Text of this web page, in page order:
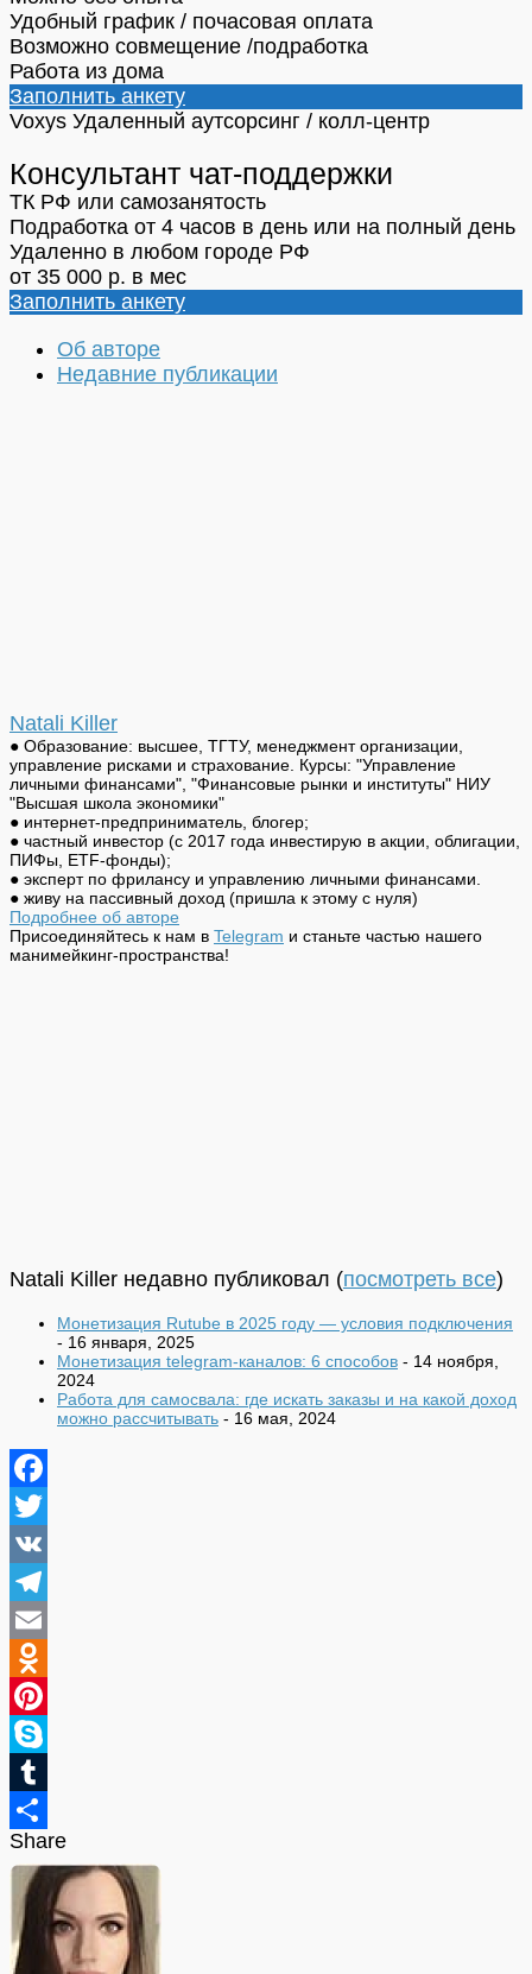
Удобный график / почасовая оплата
Возможно совмещение /подработка
Работа из дома
Заполнить анкету
Voxys Удаленный аутсорсинг / колл-центр
Консультант чат-поддержки
ТК РФ или самозанятость
Подработка от 4 часов в день или на полный день
Удаленно в любом городе РФ
от 35 000 р. в мес
Заполнить анкету
Об авторе
Недавние публикации
Natali Killer
● Образование: высшее, ТГТУ, менеджмент организации,
управление рисками и страхование. Курсы: "Управление
личными финансами", "Финансовые рынки и институты" НИУ
"Высшая школа экономики"
● интернет-предприниматель, блогер;
● частный инвестор (с 2017 года инвестирую в акции, облигации,
ПИФы, ETF-фонды);
● эксперт по фрилансу и управлению личными финансами.
● живу на пассивный доход (пришла к этому с нуля)
Подробнее об авторе
Присоединяйтесь к нам в Telegram и станьте частью нашего
манимейкинг-пространства!
Natali Killer недавно публиковал (посмотреть все)
Монетизация Rutube в 2025 году — условия подключения
- 16 января, 2025
Монетизация telegram-каналов: 6 способов - 14 ноября,
2024
Работа для самосвала: где искать заказы и на какой доход
можно рассчитывать - 16 мая, 2024
Facebook
Twitter
VK
Telegram
Email
Odnoklassniki
Pinterest
Skype
Tumblr
Отправить
Share